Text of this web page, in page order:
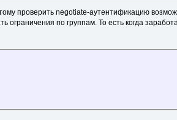
проверить negotiate-аутентификацию
по группам. То есть когда